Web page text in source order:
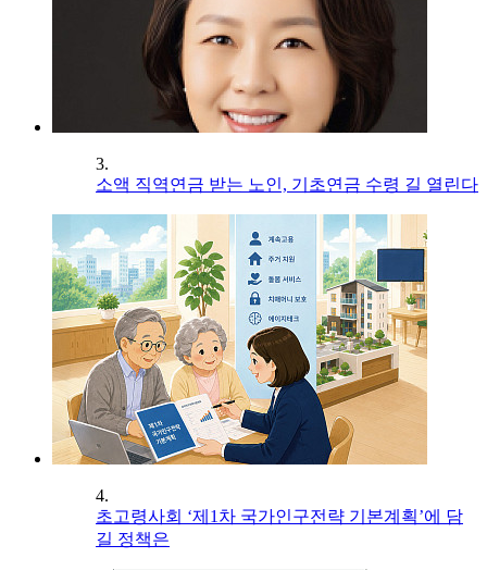
3.
소액 직역연금 받는 노인, 기초연금 수령 길 열린다
4.
초고령사회 ‘제1차 국가인구전략 기본계획’에 담
길 정책은